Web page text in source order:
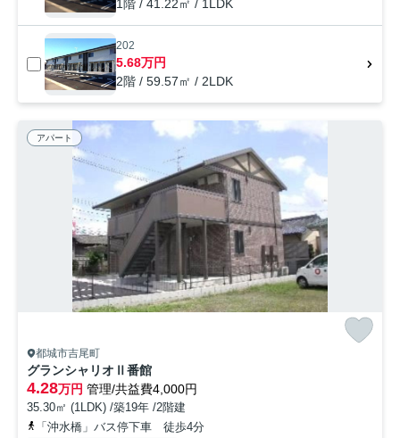
1階 / 41.22㎡ / 1LDK
202
5.68万円
2階 / 59.57㎡ / 2LDK
アパート
都城市吉尾町
グランシャリオⅡ番館
4.28万円 管理/共益費4,000円
35.30㎡ (1LDK) /築19年 /2階建
「沖水橋」バス停下車 徒歩4分